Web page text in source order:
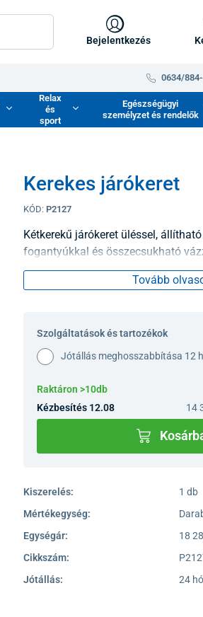
Bejelentkezés
0634/
Relax
és
sport
Egészségügyi
személyzet és rendelők
Kerekes járókeret
KÓD: P2127
Kétkerekű járókeret üléssel,
fogantyúkkal és összecsukható
Tovább
Szolgáltatások és tartozékok
Jótállás meghosszabbítása 12
Raktáron >10db
Kézbesítés 12.08 14
Kiszerelés:
1 db
Mértékegység:
Egységár:
18
Cikkszám:
Jótállás:
24